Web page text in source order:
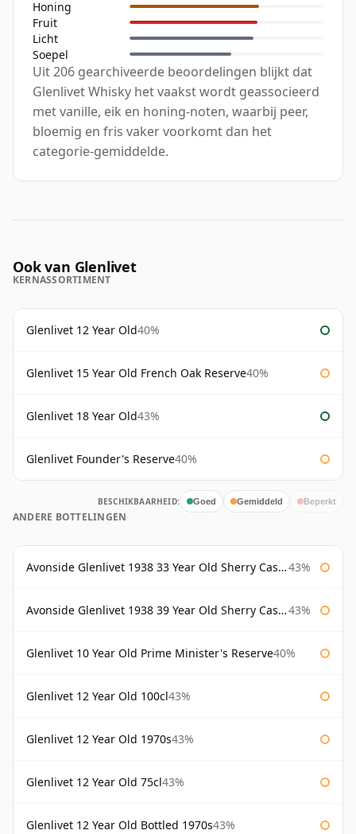
Honing
Fruit
Licht
Soepel
Uit 206 gearchiveerde beoordelingen blijkt dat
Glenlivet Whisky het vaakst wordt geassocieerd
met vanille, eik en honing-noten, waarbij peer,
bloemig en fris vaker voorkomt dan het
categorie-gemiddelde.
Ook van Glenlivet
KERNASSORTIMENT
Glenlivet 12 Year Old40%
Glenlivet 15 Year Old French Oak Reserve40%
Glenlivet 18 Year Old43%
Glenlivet Founder's Reserve40%
BESCHIKBAARHEID: Goed Gemiddeld Beperkt
ANDERE BOTTELINGEN
Avonside Glenlivet 1938 33 Year Old Sherry Cask Gordon & Macphail 43%
Avonside Glenlivet 1938 39 Year Old Sherry Cask Gordon & Macphail 43%
Glenlivet 10 Year Old Prime Minister's Reserve40%
Glenlivet 12 Year Old 100cl43%
Glenlivet 12 Year Old 1970s43%
Glenlivet 12 Year Old 75cl43%
Glenlivet 12 Year Old Bottled 1970s43%